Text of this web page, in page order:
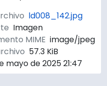
ld008_142.jpg
Imagen
MIME image/jpeg
57.3 KiB
mayo de 2025 21:47